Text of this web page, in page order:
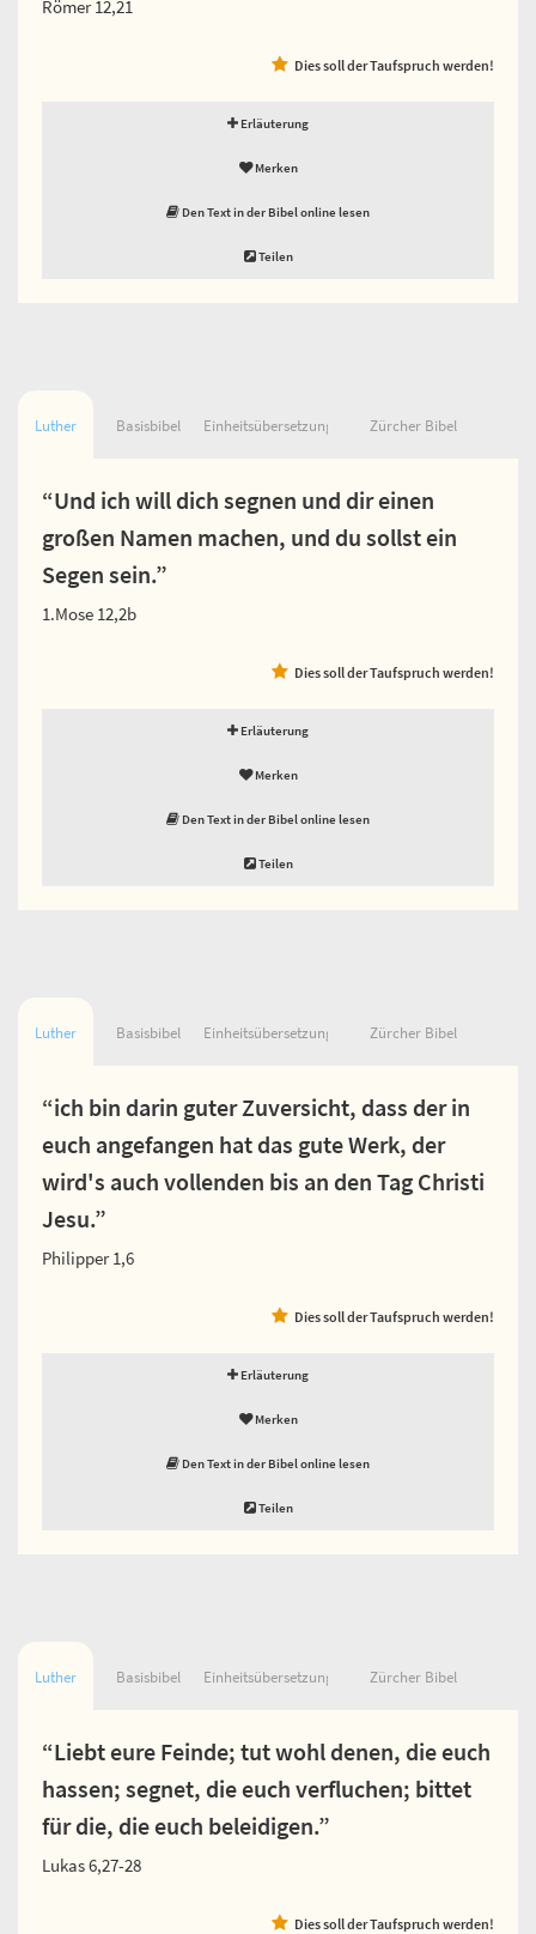
Römer 12,21
Dies soll der Taufspruch werden!
Erläuterung
Merken
Den Text in der Bibel online lesen
Teilen
Luther Basisbibel Einheitsübersetzung Zürcher Bibel
“Und ich will dich segnen und dir einen
großen Namen machen, und du sollst ein
Segen sein.”
1.Mose 12,2b
Dies soll der Taufspruch werden!
Erläuterung
Merken
Den Text in der Bibel online lesen
Teilen
Luther Basisbibel Einheitsübersetzung Zürcher Bibel
“ich bin darin guter Zuversicht, dass der in
euch angefangen hat das gute Werk, der
wird's auch vollenden bis an den Tag Christi
Jesu.”
Philipper 1,6
Dies soll der Taufspruch werden!
Erläuterung
Merken
Den Text in der Bibel online lesen
Teilen
Luther Basisbibel Einheitsübersetzung Zürcher Bibel
“Liebt eure Feinde; tut wohl denen, die euch
hassen; segnet, die euch verfluchen; bittet
für die, die euch beleidigen.”
Lukas 6,27-28
Dies soll der Taufspruch werden!